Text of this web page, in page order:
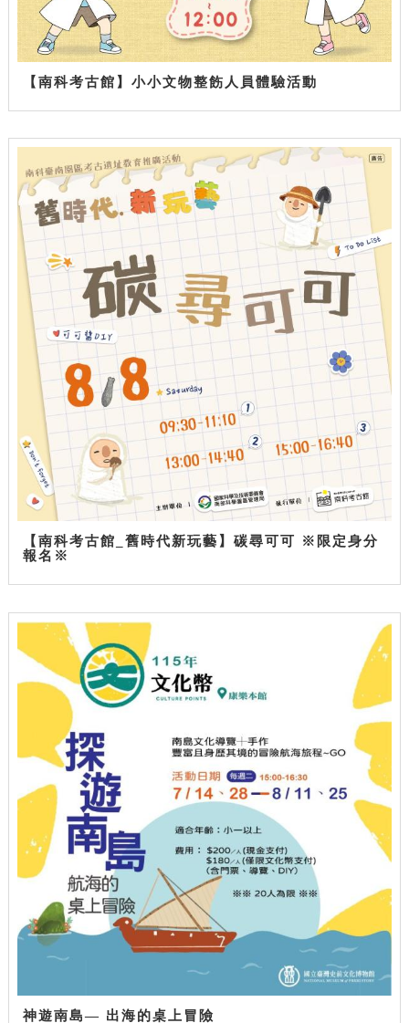
【南科考古館】小小文物整飭人員體驗活動
【南科考古館_舊時代新玩藝】碳尋可可 ※限定身分
報名※
神遊南島— 出海的桌上冒險